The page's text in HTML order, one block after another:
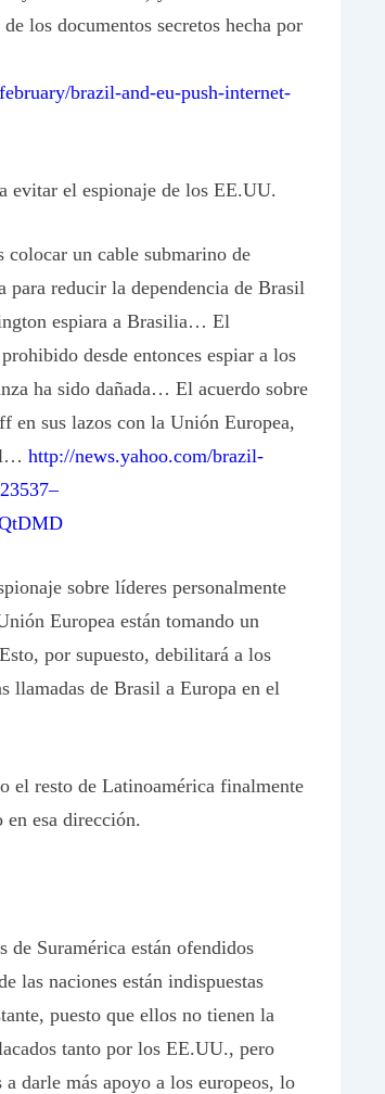
los documentos secretos hecha por
brazil-and-eu-push-internet-
evitar el espionaje de los EE.UU.
un cable submarino de
para reducir la dependencia de Brasil
espiara a Brasilia… El
desde entonces espiar a los
ha sido dañada… El acuerdo sobre
en sus lazos con la Unión Europea,
http://news.yahoo.com/brazil-
sobre líderes personalmente
Europea están tomando un
por supuesto, debilitará a los
llamadas de Brasil a Europa en el
el resto de Latinoamérica finalmente
esa dirección.
de Suramérica están ofendidos
las naciones están indispuestas
puesto que ellos no tienen la
tanto por los EE.UU., pero
darle más apoyo a los europeos, lo